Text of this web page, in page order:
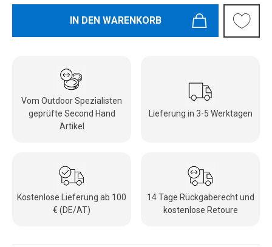
IN DEN WARENKORB
Vom Outdoor Spezialisten
geprüfte Second Hand
Artikel
Lieferung in 3-5 Werktagen
Kostenlose Lieferung ab 100
€ (DE/AT)
14 Tage Rückgaberecht und
kostenlose Retoure